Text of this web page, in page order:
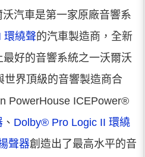
汽車是第一家原廠音響系
環繞聲的汽車製造商，全新
好的音響系統之一沃爾沃
世界頂級的音響製造商合
PowerHouse ICEPower®
、 Dolby® Pro Logic II 環繞
聲器創造出了最高水平的音